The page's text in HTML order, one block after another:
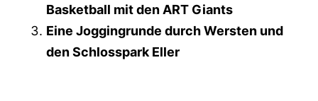
Basketball mit den ART Giants
Eine Joggingrunde durch Wersten und
den Schlosspark Eller